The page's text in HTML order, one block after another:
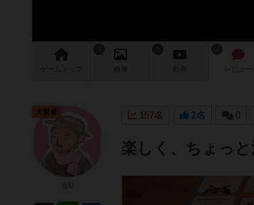
ゲーム 画像 レビュー
157名 2名 0
楽しく、ちょっ
大賢者